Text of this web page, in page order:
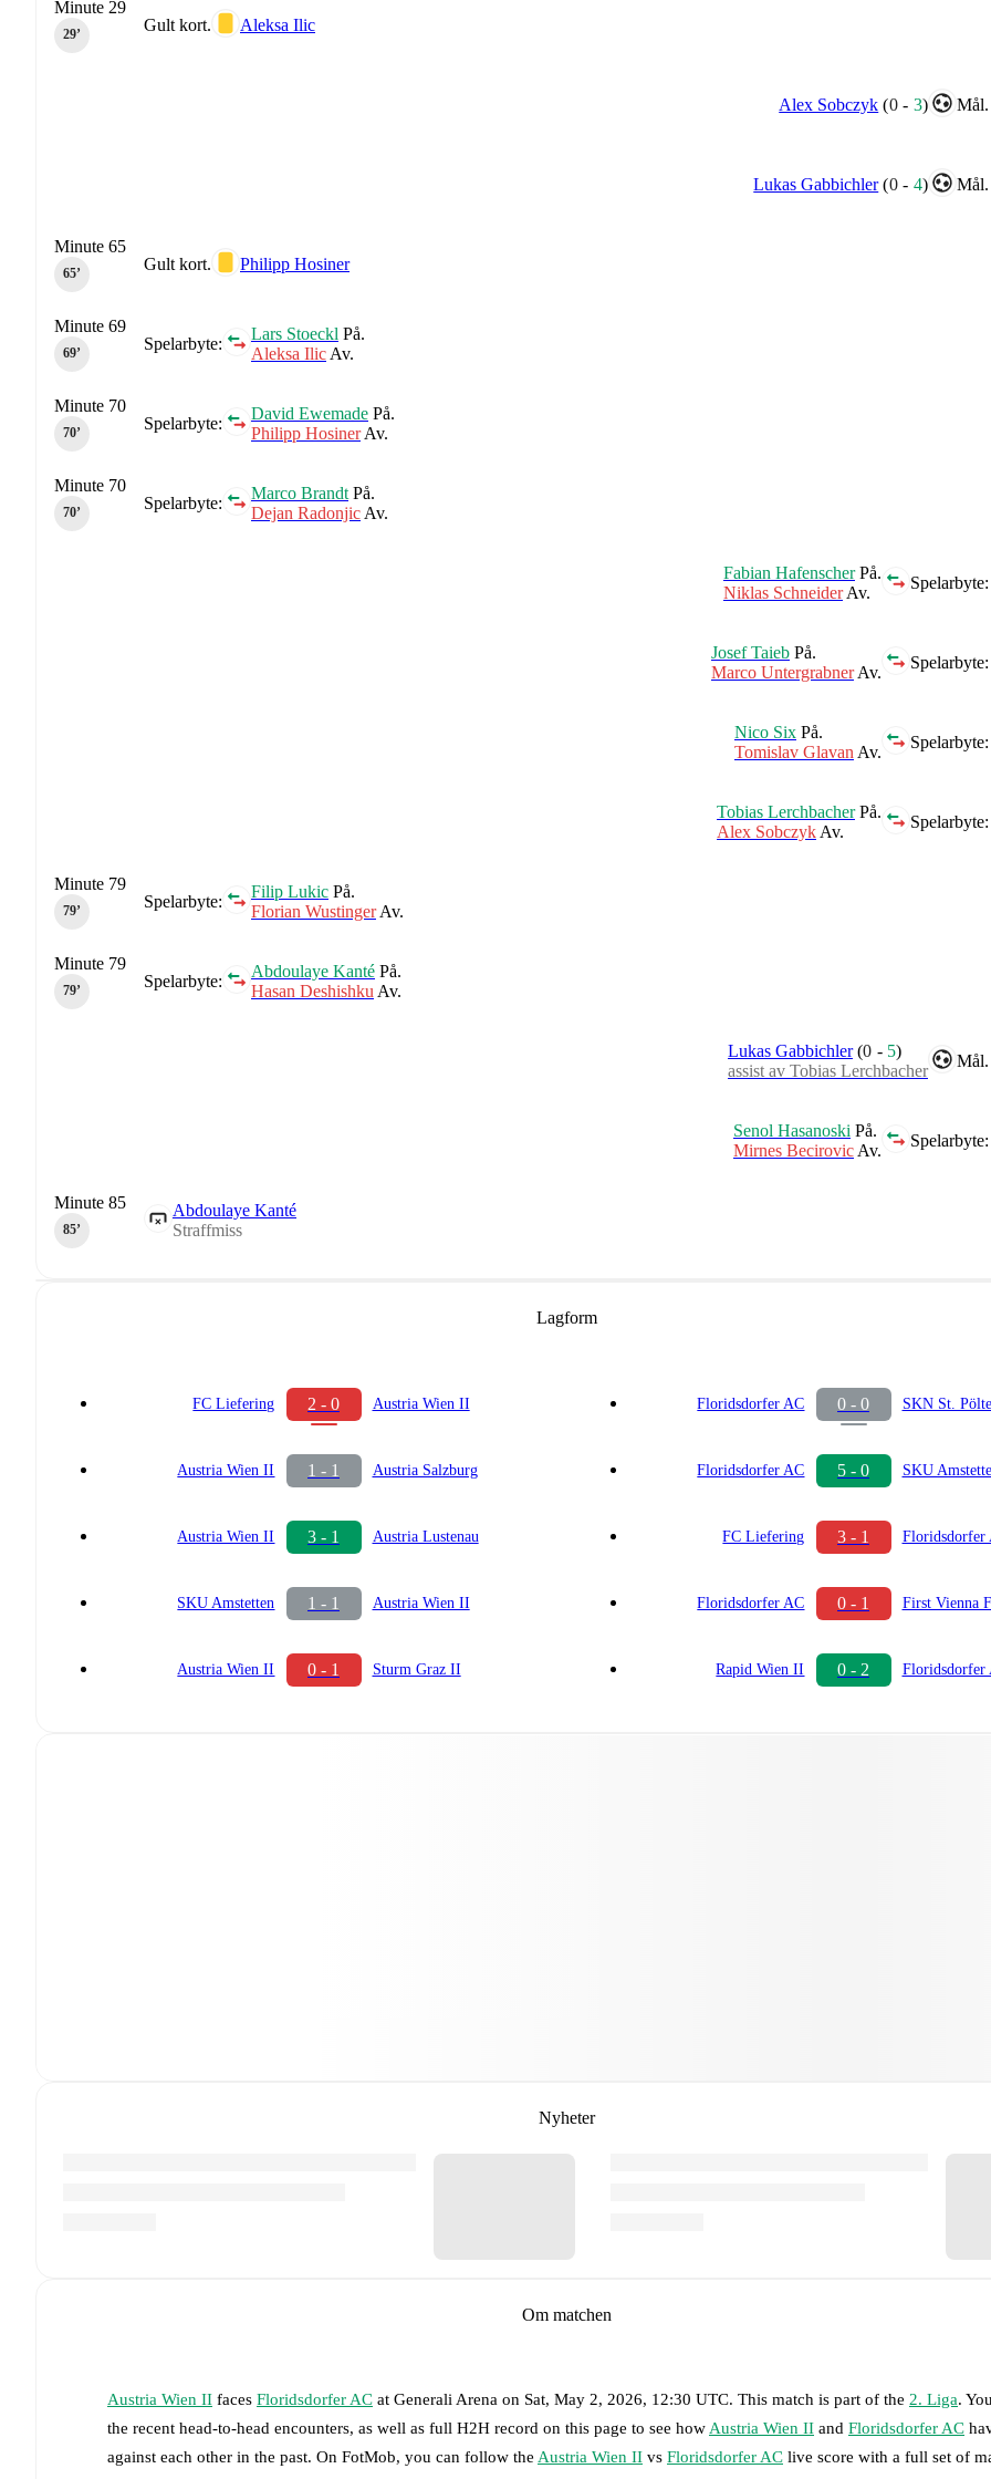
Gult kort. Aleksa Ilic
Minute 29
29‎’‎
Mål.
Alex Sobczyk (0- 3)
Mål.
Lukas Gabbichler (0- 4)
Gult kort. Philipp Hosiner
Minute 65
65‎’‎
Spelarbyte:
Lars Stoeckl På.
Aleksa Ilic Av.
Minute 69
69‎’‎
Spelarbyte:
David Ewemade På.
Philipp HosinerAv.
Minute 70
70‎’‎
Spelarbyte:
Marco Brandt På.
Dejan Radonjic Av.
Minute 70
70‎’‎
Spelarbyte:
Fabian HafenscherPå.
Niklas SchneiderAv.
Spelarbyte:
Josef Taieb På.
Marco UntergrabnerAv.
Spelarbyte:
Nico Six På.
Tomislav Glavan Av.
Spelarbyte:
Tobias LerchbacherPå.
Alex Sobczyk Av.
Spelarbyte:
Filip Lukic På.
Florian WustingerAv.
Minute 79
79‎’‎
Spelarbyte:
Abdoulaye Kanté På.
Hasan Deshishku Av.
Minute 79
79‎’‎
Mål.
Lukas Gabbichler (0 - 5)
assist av Tobias Lerchbacher
Spelarbyte:
Senol Hasanoski På.
Mirnes Becirovic Av.
Abdoulaye Kanté
Straffmiss
Minute 85
85‎’‎
Lagform
FC Liefering 2 - 0 Austria Wien II
Austria Wien II 1 - 1 Austria Salzburg
Austria Wien II 3 - 1 Austria Lustenau
SKU Amstetten 1 - 1 Austria Wien II
Austria Wien II 0 - 1 Sturm Graz II
Floridsdorfer AC 0 - 0 SKN St.
Floridsdorfer AC 5 - 0 SKU
FC Liefering 3 - 1 Floridsdorfer
Floridsdorfer AC 0 - 1 First Vienna
Rapid Wien II 0 - 2 Floridsdorfer
Nyheter
Om matchen
Austria Wien II faces Floridsdorfer AC at Generali Arena on Sat, May 2, 2026, 12:30 UTC. This match is part of the 2. Liga.
the recent head-to-head encounters, as well as full H2H record on this page to see how Austria Wien II and Floridsdorfer AC
against each other in the past. On FotMob, you can follow the Austria Wien II vs Floridsdorfer AC live score with a full set of